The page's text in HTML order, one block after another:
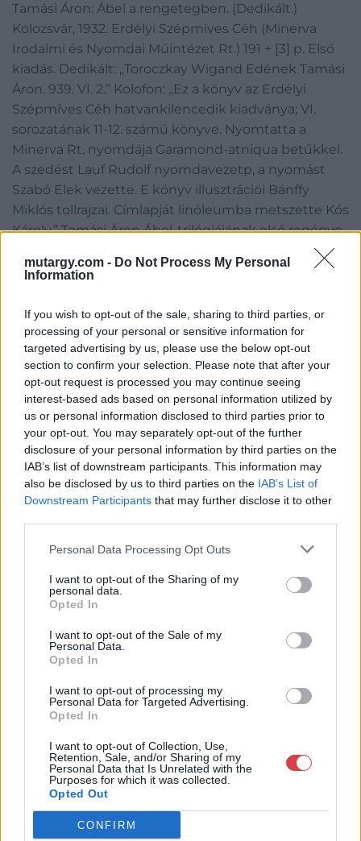
mutargy.com - Do Not Process My Personal
Information
If you wish to opt-out of the sale, sharing to third parties, or
processing of your personal or sensitive information for
targeted advertising by us, please use the below opt-out
section to confirm your selection. Please note that after your
opt-out request is processed you may continue seeing
interest-based ads based on personal information utilized by
us or personal information disclosed to third parties prior to
your opt-out. You may separately opt-out of the further
disclosure of your personal information by third parties on the
IAB’s list of downstream participants. This information may
also be disclosed by us to third parties on the IAB’s List of
Downstream Participants that may further disclose it to other
Personal Data Processing Opt Outs
I want to opt-out of the Sharing of my
personal data.
Opted In
I want to opt-out of the Sale of my
Personal Data.
Opted In
I want to opt-out of processing my
Personal Data for Targeted Advertising.
Opted In
I want to opt-out of Collection, Use,
Retention, Sale, and/or Sharing of my
Personal Data that Is Unrelated with the
Purposes for which it was collected.
Opted Out
CONFIRM
Műintézet Rt.) 191 + [3] p.
Első kiadás. Dedikált:
„Toroczkay Wigand
Edének Tamási Áron.
939. VI. 2.” Kolofon: „Ez a
könyv az Erdélyi
Szépmíves Céh
hatvankilencedik
kiadványa; VI.
sorozatának 11-12. számú
könyve. Nyomtatta a
Minerva Rt. nyomdája
Garamond-atniqua
betűkkel. A szedést Lauf
Rudolf nyomdavezetp, a
nyomást Szabó Elek
vezette. E könyv
illusztrációi Bánffy
Miklós tollrajzai.
Címlapját linóleumba
metszette Kós Károly.”
Tamási Áron Ábel-
trilógiájának első
regénye először
folyóirat-folytatásokban
Tamási Áron: Ábel a rengetegben. (Dedikált.)
Kolozsvár, 1932. Erdélyi Szépmíves Céh (Minerva
Irodalmi és Nyomdai Műintézet Rt.) 191 + [3] p. Első
kiadás. Dedikált: „Toroczkay Wigand Edének Tamási
Áron. 939. VI. 2.” Kolofon: „Ez a könyv az Erdélyi
Szépmíves Céh hatvankilencedik kiadványa; VI.
sorozatának 11-12. számú könyve. Nyomtatta a
Minerva Rt. nyomdája Garamond-atniqua betűkkel.
A szedést Lauf Rudolf nyomdavezetp, a nyomást
Szabó Elek vezette. E könyv illusztrációi Bánffy
Miklós tollrajzai. Címlapját linóleumba metszette Kós
Károly.” Tamási Áron Ábel-trilógiájának első regénye
először folyóirat-folytatásokban jelent meg, ez az
első kötetkiadása. Néhány oldalon halvány foltosság,
Szépmíves Céh, 69. kötet.) Monoki 5923. Prov.:
Toroczkai Wigand Ede (1869-1945) építész,
iparművész, író, építőművészetére az erdélyi népi
építészet komoly hatással volt. Kós Károly színes
rajzával illusztrált, sérült gerincű, enyhén foltos
kiadói borítóban.
Kategória:Nemesfém tárgyak
Kikiáltási ár:18 000Ft
Aukció neve: 44. Nagyaukció
Aukció ideje: 18:00
Tételszám: 19767
Eladó adatai
Cím: Csonka Krisztián
Darabanth Bélyegkereskedelmi és
Aukciósház Kft.
Andrássy út 16.